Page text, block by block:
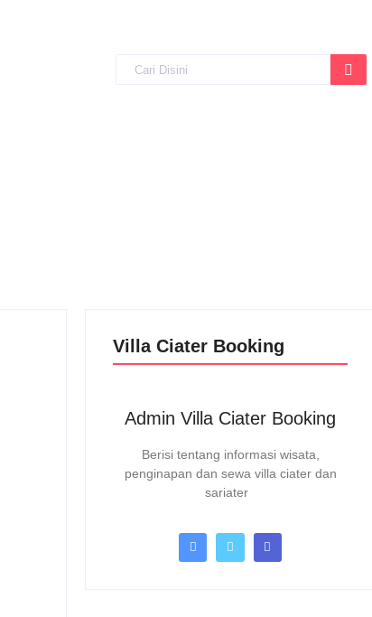
Villa Ciater Booking
Admin Villa Ciater Booking
Berisi tentang informasi wisata,
penginapan dan sewa villa ciater dan
sariater